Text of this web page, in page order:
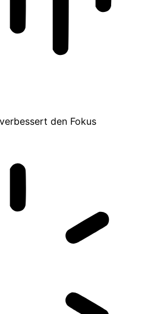
den Fokus